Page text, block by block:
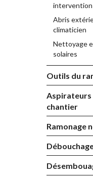
intervention
Abris
climaticien
Nettoyage
solaires
Outils du
Aspirateurs
chantier
Ramonage